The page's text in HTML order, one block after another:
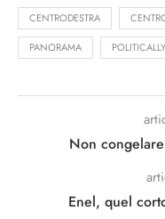
CENTRODESTRA
PANORAMA
Non
Enel, quel